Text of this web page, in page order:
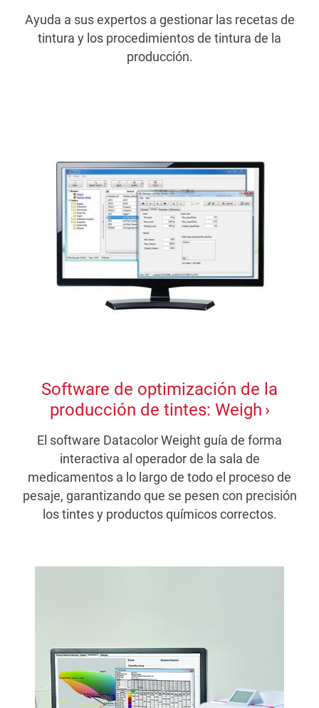
Ayuda a sus expertos a gestionar las recetas de
tintura y los procedimientos de tintura de la
producción.
Software de optimización de la
producción de tintes: Weigh
El software Datacolor Weight guía de forma
interactiva al operador de la sala de
medicamentos a lo largo de todo el proceso de
pesaje, garantizando que se pesen con precisión
los tintes y productos químicos correctos.